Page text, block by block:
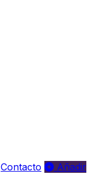
Contacto
Añadir